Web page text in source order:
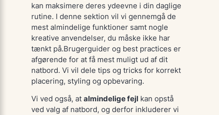
kan maksimere deres ydeevne i din daglige
rutine. I denne sektion vil vi gennemgå de
mest almindelige funktioner samt nogle
kreative anvendelser, du måske ikke har
tænkt på.Brugerguider og best practices er
afgørende for at få mest muligt ud af dit
natbord. Vi vil dele tips og tricks for korrekt
placering, styling og opbevaring.
Vi ved også, at almindelige fejl kan opstå
ved valg af natbord, og derfor inkluderer vi